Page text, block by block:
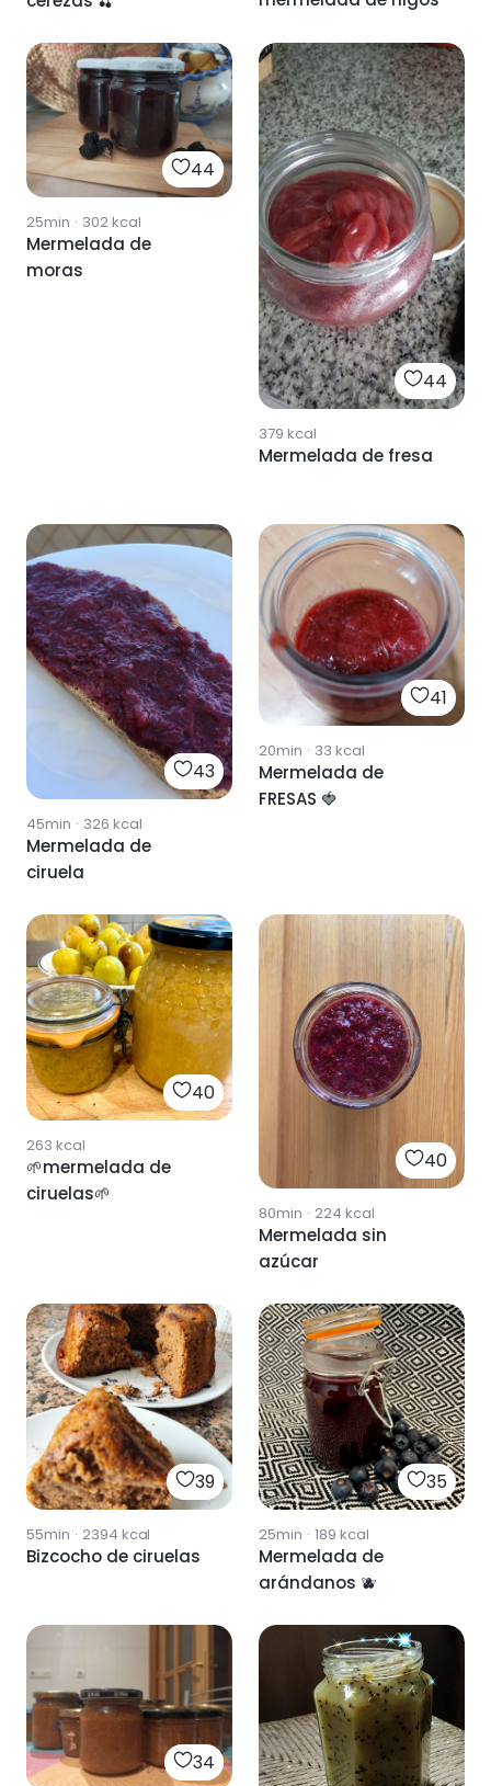
44
25min · 302kcal
Mermelada de
moras
44
379 kcal
Mermelada de fresa
43
45min · 326 kcal
Mermelada de
ciruela
41
20min · 33 kcal
Mermelada de
FRESAS 🍓
40
263 kcal
🌱mermelada de
ciruelas🌱
40
80min · 224 kcal
Mermelada sin
azúcar
39
55min · 2394 kcal
Bizcocho de ciruelas
35
25min · 189 kcal
Mermelada de
arándanos 🫐
34